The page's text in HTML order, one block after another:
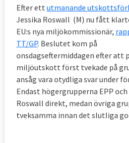
Efter ett utmanande
Jessika Roswall (M) nu fått
EU:s nya miljökommissionär,
TT/GP. Beslutet kom på
onsdagseftermiddagen efter att
miljöutskott först tvekade på
ansåg vara otydliga svar under
Endast högergrupperna EPP och
Roswall direkt, medan övriga
tveksamma innan det slutliga